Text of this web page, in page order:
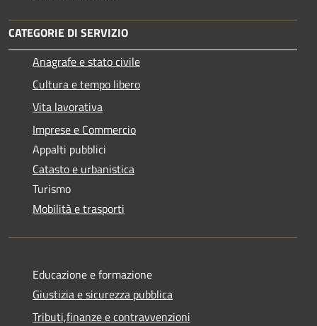
CATEGORIE DI SERVIZIO
Anagrafe e stato civile
Cultura e tempo libero
Vita lavorativa
Imprese e Commercio
Appalti pubblici
Catasto e urbanistica
Turismo
Mobilità e trasporti
Educazione e formazione
Giustizia e sicurezza pubblica
Tributi,finanze e contravvenzioni